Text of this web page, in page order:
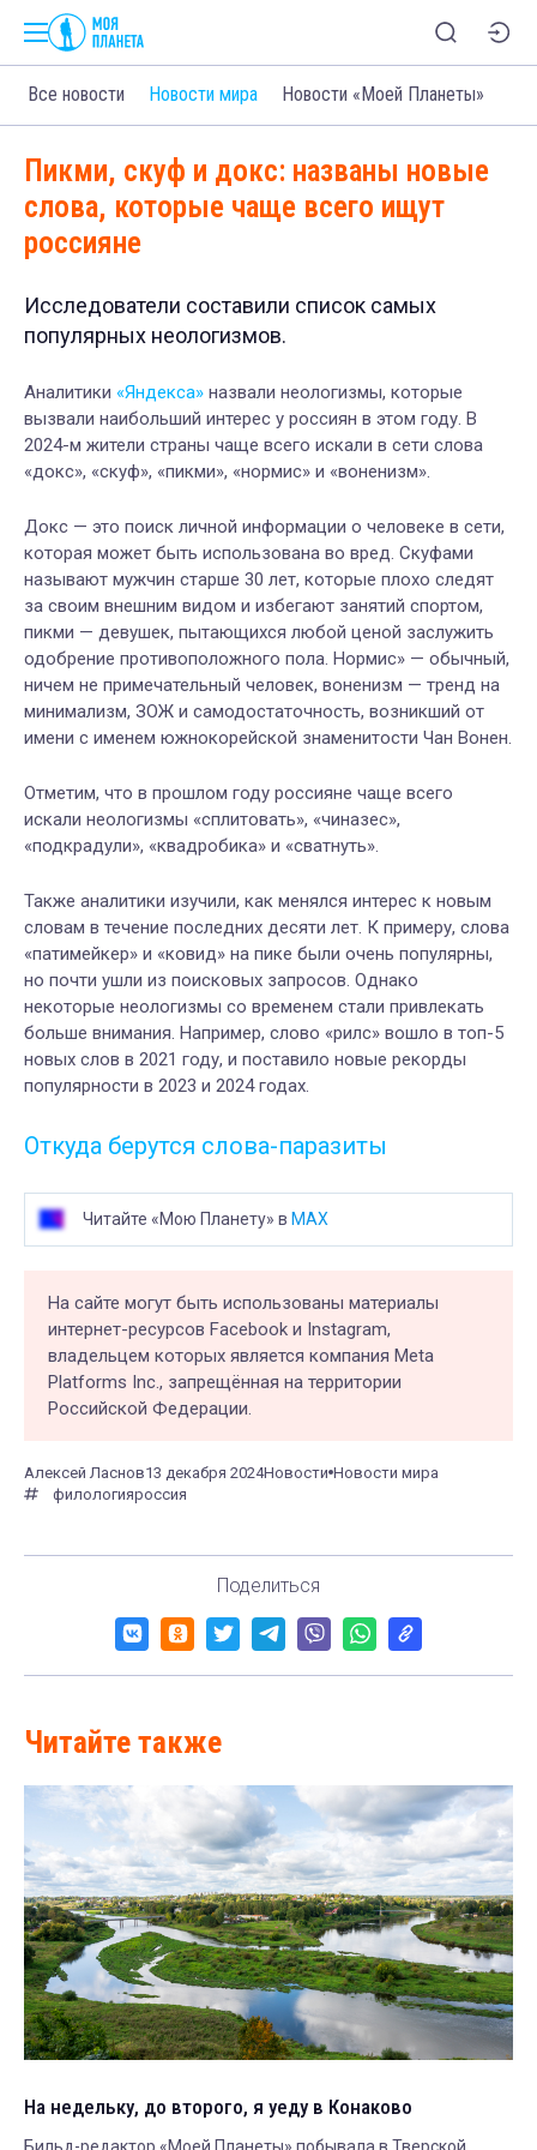
Все новости Новости мира Новости «Моей Планеты»
Пикми, скуф и докс: названы новые
слова, которые чаще всего ищут
россияне
Исследователи составили список самых
популярных неологизмов.
Аналитики «Яндекса» назвали неологизмы, которые
вызвали наибольший интерес у россиян в этом году. В
2024-м жители страны чаще всего искали в сети слова
«докс», «скуф», «пикми», «нормис» и «воненизм».
Докс — это поиск личной информации о человеке в сети,
которая может быть использована во вред. Скуфами
называют мужчин старше 30 лет, которые плохо следят
за своим внешним видом и избегают занятий спортом,
пикми — девушек, пытающихся любой ценой заслужить
одобрение противоположного пола. Нормис» — обычный,
ничем не примечательный человек, воненизм — тренд на
минимализм, ЗОЖ и самодостаточность, возникший от
имени с именем южнокорейской знаменитости Чан Вонен.
Отметим, что в прошлом году россияне чаще всего
искали неологизмы «сплитовать», «чиназес»,
«подкрадули», «квадробика» и «сватнуть».
Также аналитики изучили, как менялся интерес к новым
словам в течение последних десяти лет. К примеру, слова
«патимейкер» и «ковид» на пике были очень популярны,
но почти ушли из поисковых запросов. Однако
некоторые неологизмы со временем стали привлекать
больше внимания. Например, слово «рилс» вошло в топ-5
новых слов в 2021 году, и поставило новые рекорды
популярности в 2023 и 2024 годах.
Откуда берутся слова-паразиты
Читайте «Мою Планету» в MAX
На сайте могут быть использованы материалы
интернет-ресурсов Facebook и Instagram,
владельцем которых является компания Meta
Platforms Inc., запрещённая на территории
Российской Федерации.
Алексей Ласнов13 декабря 2024Новости Новости мира
филологияроссия
Поделиться
Читайте также
На недельку, до второго, я уеду в Конаково